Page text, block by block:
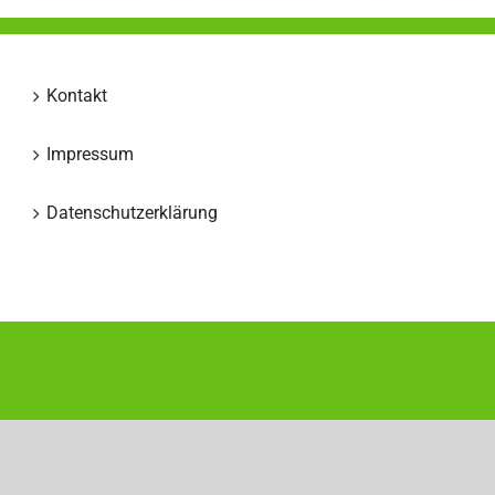
Kontakt
Impressum
Datenschutzerklärung